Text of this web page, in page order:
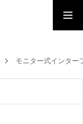
モニター式インター